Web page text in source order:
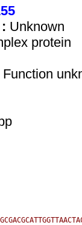
Unknown
protein
Function